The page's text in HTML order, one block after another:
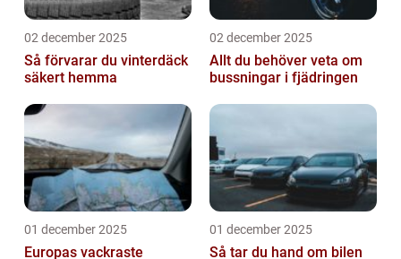
02 december 2025
Så förvarar du vinterdäck
säkert hemma
02 december 2025
Allt du behöver veta om
bussningar i fjädringen
01 december 2025
Europas vackraste
01 december 2025
Så tar du hand om bilen